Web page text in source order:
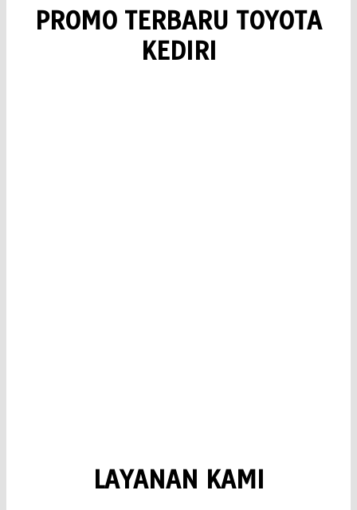
PROMO TERBARU TOYOTA
KEDIRI
LAYANAN KAMI